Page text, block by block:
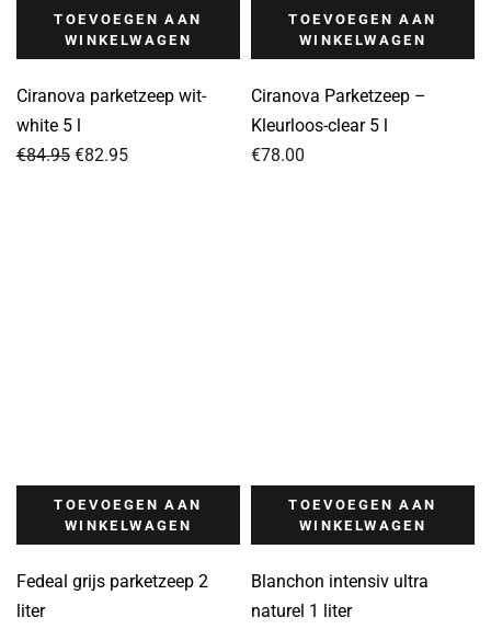
TOEVOEGEN AAN
WINKELWAGEN
Ciranova parketzeep wit-
white 5 l
€84.95
Oorspronkelijke
€82.95
Huidige
TOEVOEGEN AAN
WINKELWAGEN
Ciranova Parketzeep –
Kleurloos-clear 5 l
€78.00
TOEVOEGEN AAN
WINKELWAGEN
Fedeal grijs parketzeep 2
liter
TOEVOEGEN AAN
WINKELWAGEN
Blanchon intensiv ultra
naturel 1 liter